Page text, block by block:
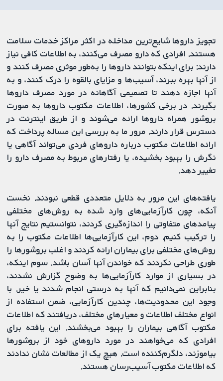
تجویز داروها شایع‌ترین مداخله در اکثر مراکز خدمات سلامت
هستند. افرادی که دارو مصرف می‌کنند، به اطلاعات کافی نیاز
دارند: برای اینکه بتوانند داروها را به‌طور موثری مصرف کنند و
از آنها بهره ببرند، آسیب‌ها و مزایای بالقوه را درک کنند، و به
آنها اجازه دهند تا تصمیمی آگاهانه در مورد مصرف داروها
بگیرند. در برخی کشورها، اطلاعات مکتوب داروها به صورت
بروشور همراه داروها ارائه می‌شوند و از طریق اینترنت در
دسترس قرار دارند. مرور ما به بررسی این مساله پرداخت که
ارائه اطلاعات مکتوب درباره داروهای فردی می‌تواند آگاهی یا
نگرش را بهبود بخشیده، یا رفتارهای مربوط به مصرف دارو را
تغییر دهد.
یافته‌های این مرور به دلایل متعددی قطعی نبودند. نخست
آنکه، چون کارآزمایی‌های وارد شده به روش‌های مختلفی
پیامدهای متفاوتی را اندازه‌گیری کردند، نتوانستیم نتایج آنها
را ترکیب کنیم. دوم، این کارآزمایی‌ها اطلاعات مکتوب را به
روش‌های مختلفی برای بیماران ارائه ‌کردند و اغلب بروشورها را
طوری طراحی نکردند که خواندن آنها آسان باشد. سوم اینکه،
در بسیاری از موارد کارآزمایی‌ها به وضوح گزارش نشدند،
بنابراین نمی‌دانیم که آنها به درستی انجام شدند یا خیر. با
وجود این محدودیت‌ها، چندین کارآزمایی، ضمن استفاده از
انواع مختلف اطلاعات و معیارهای مختلف، دریافتند که اطلاعات
مکتوب آگاهی بیماران را بهبود می‌بخشند. این یافته برای
افرادی که می‌خواهند در مورد داروهای خود از بروشورها
بیاموزند، دلگرم‌کننده است. هیچ یک از مطالعات نشان ندادند
که اطلاعات مکتوب آسیب‌رسان هستند.